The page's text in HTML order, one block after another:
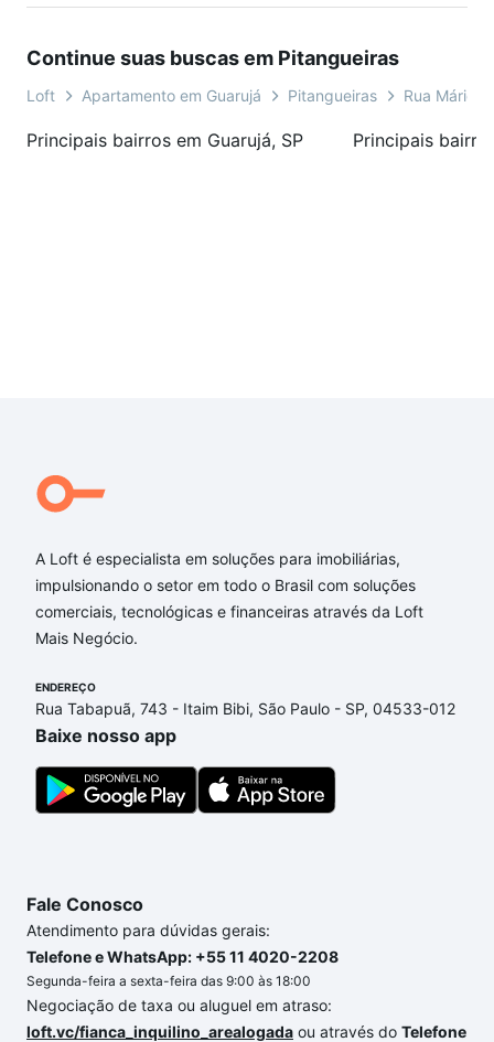
Continue suas buscas em Pitangueiras
Loft Apartamento em Guarujá Pitangueiras Rua Mário
Principais bairros em Guarujá, SP Principais
A Loft é especialista em soluções para imobiliárias,
impulsionando o setor em todo o Brasil com soluções
comerciais, tecnológicas e financeiras através da Loft
Mais Negócio.
ENDEREÇO
Rua Tabapuã, 743 - Itaim Bibi, São Paulo - SP, 04533-012
Baixe nosso app
Fale Conosco
Atendimento para dúvidas gerais:
Telefone e WhatsApp: +55 11 4020-2208
Segunda-feira a sexta-feira das 9:00 às 18:00
Negociação de taxa ou aluguel em atraso:
loft.vc/fianca_inquilino_arealogada ou através do Telefone